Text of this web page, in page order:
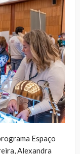
Espaço
Alexandra